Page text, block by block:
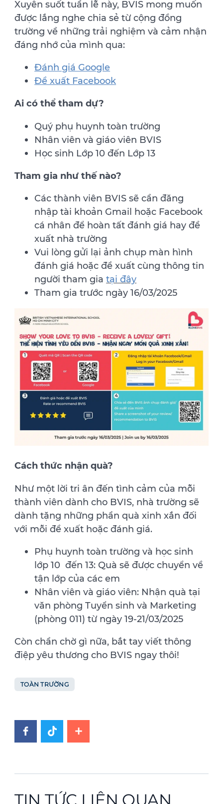
Xuyên suốt tuần lễ này, BVIS mong muốn
được lắng nghe chia sẻ từ cộng đồng
trường về những trải nghiệm và cảm nhận
đáng nhớ của mình qua:
Đánh giá Google
Đề xuất Facebook
Ai có thể tham dự?
Quý phụ huynh toàn trường
Nhân viên và giáo viên BVIS
Học sinh Lớp 10 đến Lớp 13
Tham gia như thế nào?
Các thành viên BVIS sẽ cần đăng
nhập tài khoản Gmail hoặc Facebook
cá nhân để hoàn tất đánh giá hay đề
xuất nhà trường
Vui lòng gửi lại ảnh chụp màn hình
đánh giá hoặc đề xuất cùng thông tin
người tham giatại đây
Tham gia trước ngày 16/03/2025
Cách thức nhận quà?
Như một lời tri ân đến tình cảm của mỗi
thành viên dành cho BVIS, nhà trường sẽ
dành tặng những phần quà xinh xắn đối
với mỗi đề xuất hoặc đánh giá.
Phụ huynh toàn trường và học sinh
lớp 10 đến 13: Quà sẽ được chuyển về
tận lớp của các em
Nhân viên và giáo viên: Nhận quà tại
văn phòng Tuyển sinh và Marketing
(phòng 011) từ ngày 19-21/03/2025
Còn chần chờ gì nữa, bắt tay viết thông
điệp yêu thương cho BVIS ngay thôi!
TOÀN TRƯỜNG
TIN TỨC LIÊN QUAN